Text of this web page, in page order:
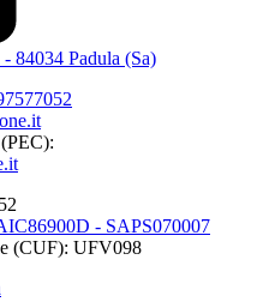
84034 Padula (Sa)
- SAPS070007
(CUF): UFV098